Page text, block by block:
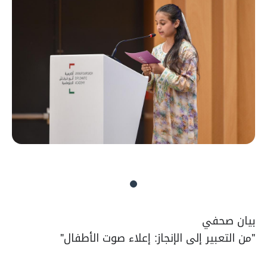
بيان صحفي
"من التعبير إلى الإنجاز: إعلاء صوت الأطفال"